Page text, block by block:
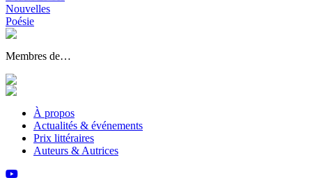
Nouvelles
Poésie
Membres de…
À propos
Actualités & événements
Prix littéraires
Auteurs & Autrices